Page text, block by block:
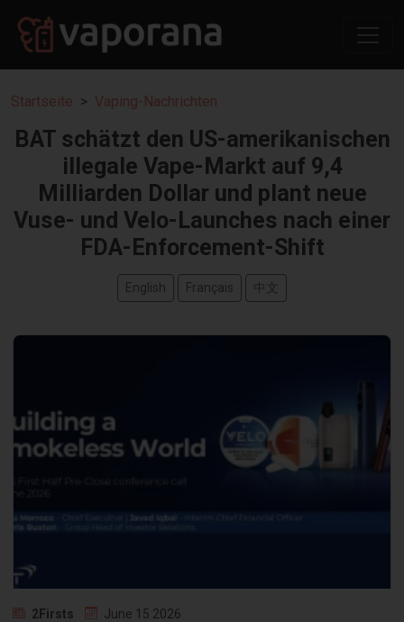
Startseite Vaping-Nachrichten
BAT schätzt den US-amerikanischen
illegale Vape-Markt auf 9,4
Milliarden Dollar und plant neue
Vuse- und Velo-Launches nach einer
FDA-Enforcement-Shift
English Français 中文
2Firsts June 15 2026